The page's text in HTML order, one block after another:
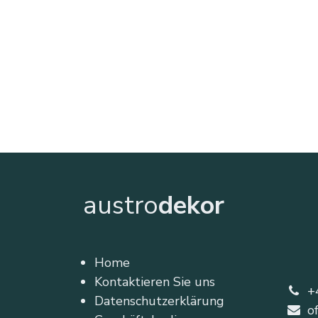
austrodekor
Home
Kontaktieren Sie uns
Datenschutzerklärung